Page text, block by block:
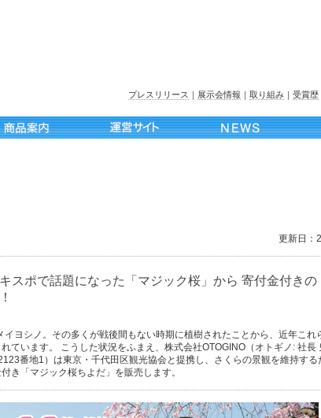
プレスリリース ｜ 展示会情報 ｜ 取り組み ｜ 受賞歴
更新日：
スポで話題になった「マジック桜」から 寄付金付きの
ヨシノ。その多くが戦後間もない時期に植樹されたことから、近年これ
ています。 こうした状況をふまえ、株式会社OTOGINO（オトギノ: 社長
番地1）は東京・千代田区観光協会と提携し、さくらの景観を維持する
き「マジック桜ちよだ」を販売します。